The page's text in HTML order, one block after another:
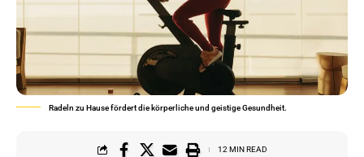
Radeln zu Hause fördert die körperliche und geistige Gesundheit.
12 MIN READ